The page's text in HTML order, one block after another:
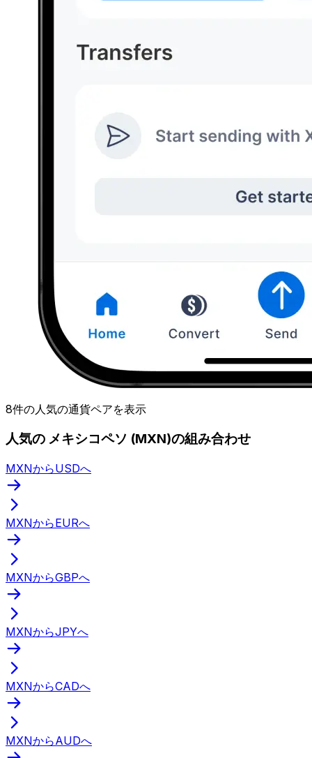
8件の人気の通貨ペアを表示
人気の メキシコペソ (MXN)の組み合わせ
MXNからUSDへ
MXNからEURへ
MXNからGBPへ
MXNからJPYへ
MXNからCADへ
MXNからAUDへ